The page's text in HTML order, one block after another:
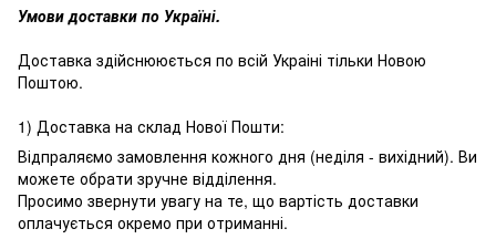
Умови доставки по Україні.
Доставка здійснююється по всій Украіні тільки Новою
Поштою.
1) Доставка на склад Нової Пошти:
Відпраляємо замовлення кожного дня (неділя - вихідний). Ви
можете обрати зручне відділення.
Просимо звернути увагу на те, що вартість доставки
оплачується окремо при отриманні.